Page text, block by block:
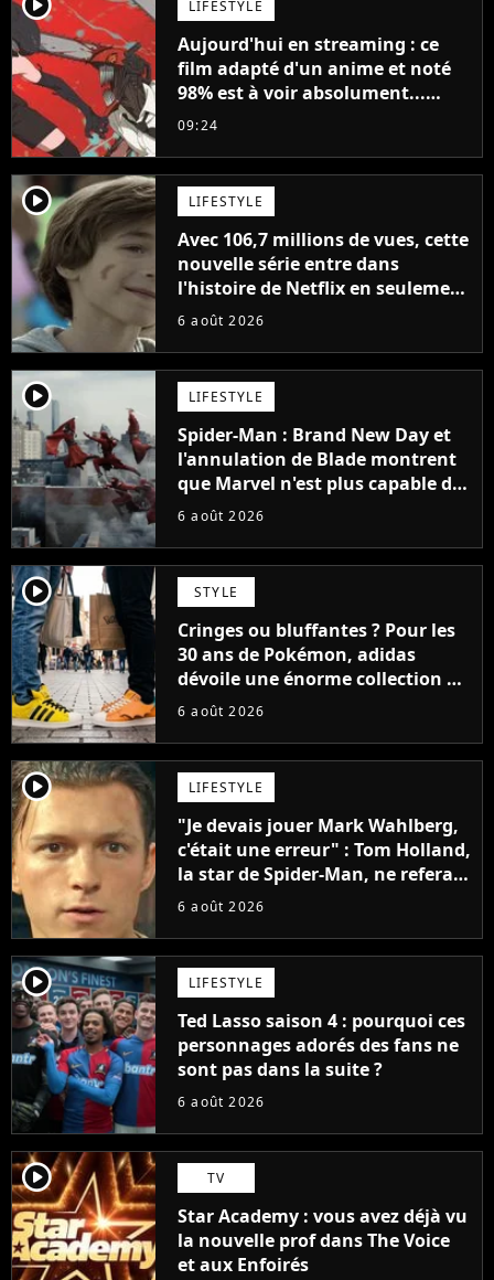
LIFESTYLE
Aujourd'hui en streaming : ce
film adapté d'un anime et noté
98% est à voir absolument...
sinon vous ne comprendrez plus
09:24
player2 LIFESTYLE
Avec 106,7 millions de vues, cette
nouvelle série entre dans
l'histoire de Netflix en seulement
48 jours
6 août 2026
player2 LIFESTYLE
Spider-Man : Brand New Day et
l'annulation de Blade montrent
que Marvel n'est plus capable de
faire quoi que ce soit de simple
6 août 2026
player2 STYLE
Cringes ou bluffantes ? Pour les
30 ans de Pokémon, adidas
dévoile une énorme collection de
sneakers et je ne sais pas quoi en
6 août 2026
player2 LIFESTYLE
"Je devais jouer Mark Wahlberg,
c'était une erreur" : Tom Holland,
la star de Spider-Man, ne referait
pas ce blockbuster
6 août 2026
player2 LIFESTYLE
Ted Lasso saison 4 : pourquoi ces
personnages adorés des fans ne
sont pas dans la suite ?
6 août 2026
player2 TV
Star Academy : vous avez déjà vu
la nouvelle prof dans The Voice
et aux Enfoirés